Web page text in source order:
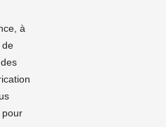
à
de
pour